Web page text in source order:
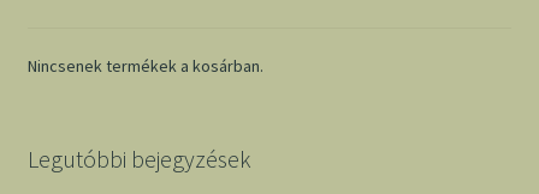
Nincsenek termékek a kosárban.
Legutóbbi bejegyzések